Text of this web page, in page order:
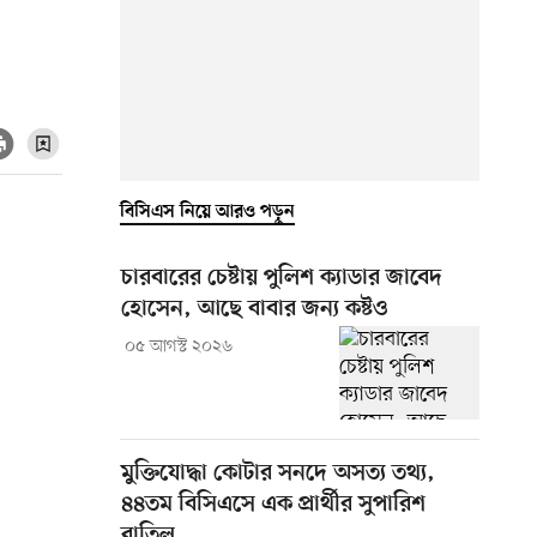
বিসিএস নিয়ে আরও পড়ুন
চারবারের চেষ্টায় পুলিশ ক্যাডার জাবেদ
হোসেন, আছে বাবার জন্য কষ্টও
০৫ আগস্ট ২০২৬
মুক্তিযোদ্ধা কোটার সনদে অসত্য তথ্য,
৪৪তম বিসিএসে এক প্রার্থীর সুপারিশ